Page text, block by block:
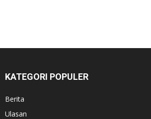
KATEGORI POPULER
Berita
Ulasan